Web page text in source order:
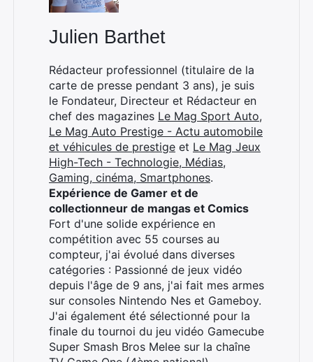
Julien Barthet
Rédacteur professionnel (titulaire de la
carte de presse pendant 3 ans), je suis
le Fondateur, Directeur et Rédacteur en
chef des magazines Le Mag Sport Auto,
Le Mag Auto Prestige - Actu automobile
et véhicules de prestige et Le Mag Jeux
High-Tech - Technologie, Médias,
Gaming, cinéma, Smartphones.
Expérience de Gamer et de
collectionneur de mangas et Comics
Fort d'une solide expérience en
compétition avec 55 courses au
compteur, j'ai évolué dans diverses
catégories : Passionné de jeux vidéo
depuis l'âge de 9 ans, j'ai fait mes armes
sur consoles Nintendo Nes et Gameboy.
J'ai également été sélectionné pour la
finale du tournoi du jeu vidéo Gamecube
Super Smash Bros Melee sur la chaîne
Rechercher